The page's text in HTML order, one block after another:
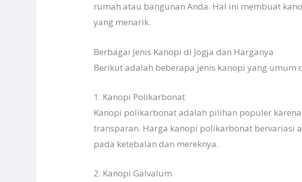
rumah atau bangunan Anda. Hal ini membuat
yang menarik.
Berbagai Jenis Kanopi di Jogja dan Harganya
Berikut adalah beberapa jenis kanopi yang umum
1. Kanopi Polikarbonat
Kanopi polikarbonat adalah pilihan populer
transparan. Harga kanopi polikarbonat bervariasi
pada ketebalan dan mereknya.
2. Kanopi Galvalum